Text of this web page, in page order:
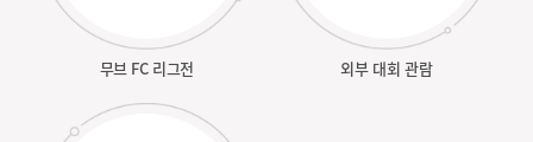
무브 FC 리그전 외부 대회 관람